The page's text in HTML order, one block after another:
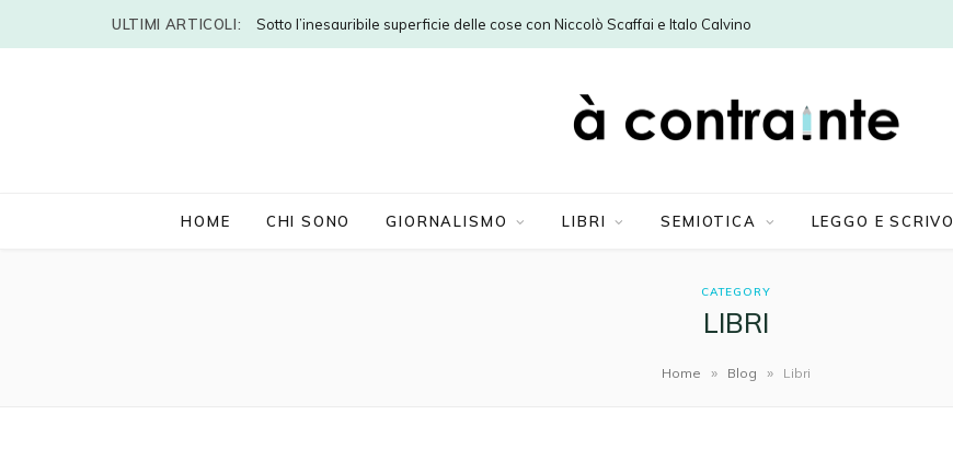
ULTIMI ARTICOLI: Sotto l’inesauribile superficie delle cose con Niccolò Scaffai e Italo Calvino
HOME CHI SONO GIORNALISMO LIBRI SEMIOTICA LEGGO E SCRIVO
CATEGORY
LIBRI
Home » Blog » Libri